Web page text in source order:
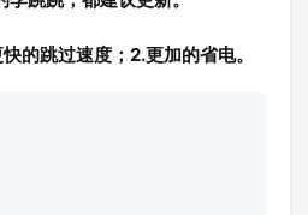
的跳过速度；2.更加的省电。